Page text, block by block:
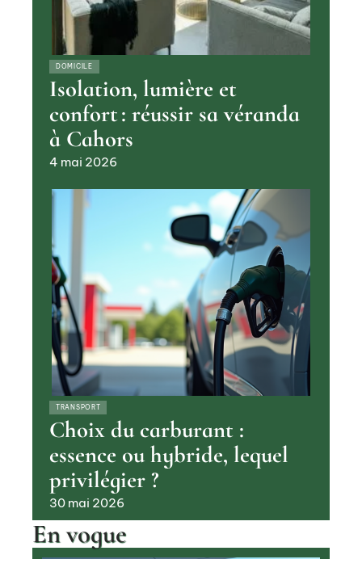
DOMICILE
Isolation, lumière et
confort : réussir sa véranda
à Cahors
4 mai 2026
TRANSPORT
Choix du carburant :
essence ou hybride, lequel
privilégier ?
30 mai 2026
En vogue